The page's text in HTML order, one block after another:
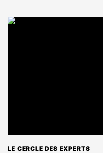
LE CERCLE DES EXPERTS